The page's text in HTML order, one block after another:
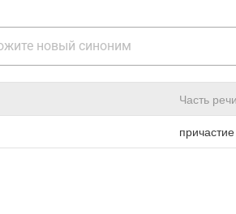
Часть речи
причастие